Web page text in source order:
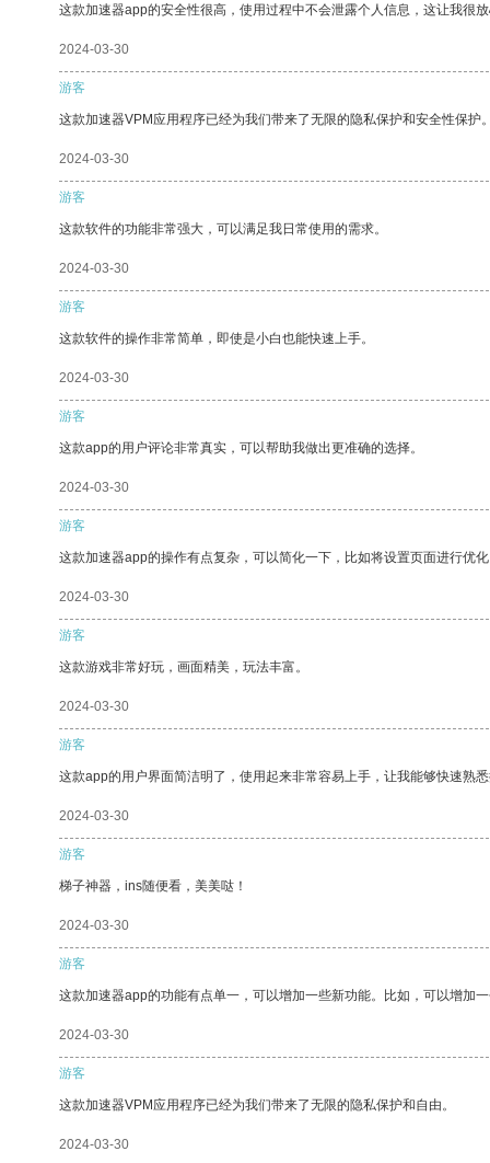
这款加速器app的安全性很高，使用过程中不会泄露个人信息，这让我很
2024-03-30
游客
这款加速器VPM应用程序已经为我们带来了无限的隐私保护和安全性保护
2024-03-30
游客
这款软件的功能非常强大，可以满足我日常使用的需求。
2024-03-30
游客
这款软件的操作非常简单，即使是小白也能快速上手。
2024-03-30
游客
这款app的用户评论非常真实，可以帮助我做出更准确的选择。
2024-03-30
游客
这款加速器app的操作有点复杂，可以简化一下，比如将设置页面进行优
2024-03-30
游客
这款游戏非常好玩，画面精美，玩法丰富。
2024-03-30
游客
这款app的用户界面简洁明了，使用起来非常容易上手，让我能够快速熟
2024-03-30
游客
梯子神器，ins随便看，美美哒！
2024-03-30
游客
这款加速器app的功能有点单一，可以增加一些新功能。比如，可以增加
2024-03-30
游客
这款加速器VPM应用程序已经为我们带来了无限的隐私保护和自由。
2024-03-30